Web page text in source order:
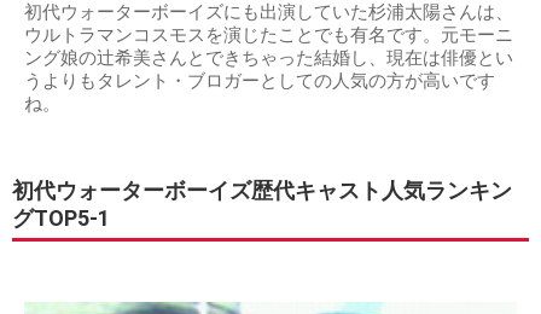
初代ウォーターボーイズにも出演していた杉浦太陽さんは、
ウルトラマンコスモスを演じたことでも有名です。元モーニ
ング娘の辻希美さんとできちゃった結婚し、現在は俳優とい
うよりもタレント・ブロガーとしての人気の方が高いです
ね。
初代ウォーターボーイズ歴代キャスト人気ランキン
グTOP5-1